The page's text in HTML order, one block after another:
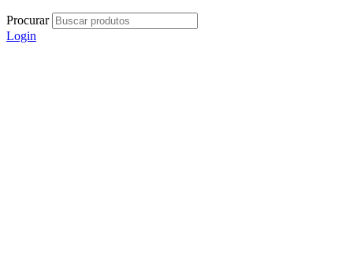
Procurar
Login